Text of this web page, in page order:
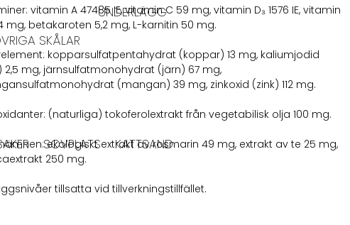
SKÅLAR
UNDERLÄGG
SOVPLATS
KATTSAND
vitamin A 47485 IE, vitamin C 59 mg, vitamin D₃ 1576 IE, vitamin
mg, betakaroten 5,2 mg, L-karnitin 50 mg.
kopparsulfatpentahydrat (koppar) 13 mg, kaliumjodid
2,5 mg, järnsulfatmonohydrat (järn) 67 mg,
(mangan) 39 mg, zinkoxid (zink) 112 mg.
(naturliga) tokoferolextrakt från vegetabilisk olja 100 mg.
ekologiskt extrakt av rosmarin 49 mg, extrakt av te 25 mg,
250 mg.
tillsatta vid tillverkningstillfället.